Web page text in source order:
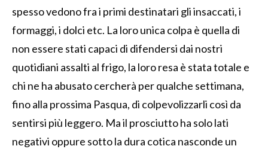
spesso vedono fra i primi destinatari gli insaccati, i
formaggi, i dolci etc. La loro unica colpa è quella di
non essere stati capaci di difendersi dai nostri
quotidiani assalti al frigo, la loro resa è stata totale e
chi ne ha abusato cercherà per qualche settimana,
fino alla prossima Pasqua, di colpevolizzarli così da
sentirsi più leggero. Ma il prosciutto ha solo lati
negativi oppure sotto la dura cotica nasconde un